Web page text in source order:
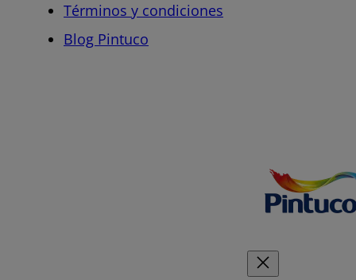
Términos y condiciones
Blog Pintuco